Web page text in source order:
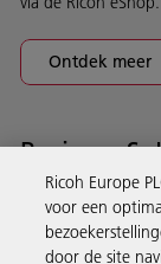
Ontdek meer
Business
Producten
Ricoh Europe
voor een
door de site